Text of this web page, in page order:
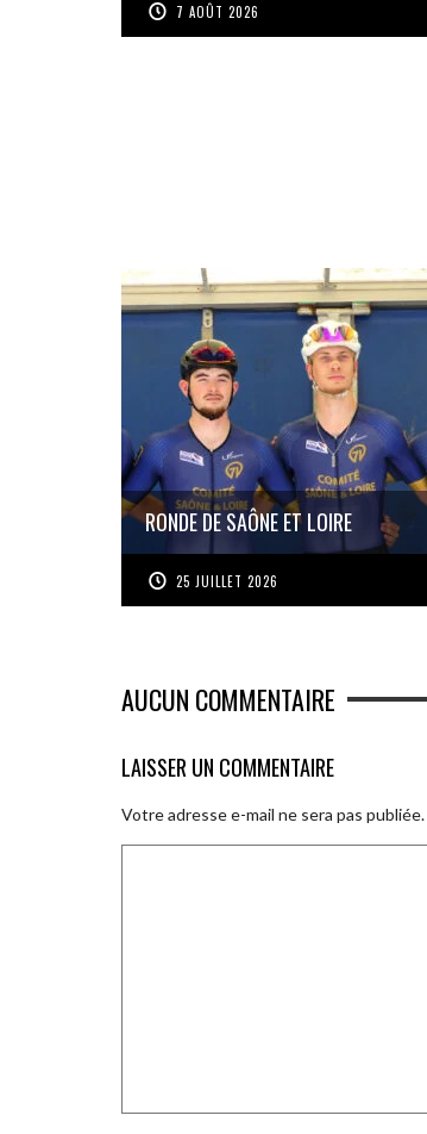
7 AOÛT 2026
RONDE DE SAÔNE ET LOIRE
25 JUILLET 2026
AUCUN COMMENTAIRE
LAISSER UN COMMENTAIRE
Votre adresse e-mail ne sera pas publiée.